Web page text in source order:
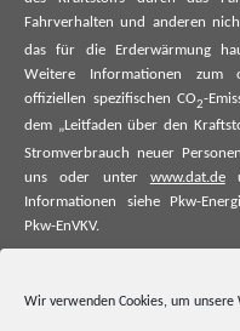
Wir verwenden Cookies, um
Fahrverhalten und anderen
das für die Erderwärmung
Weitere Informationen zum
offiziellen spezifischen CO2-
dem „Leitfaden über den
Stromverbrauch neuer
uns oder unter www.dat.de
Informationen siehe Pkw-
Pkw-EnVKV.
offiziellen spezifischen CO₂-